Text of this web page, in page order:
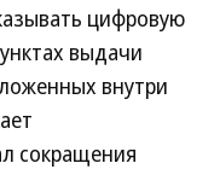
цифровую
выдачи
внутри
сокращения